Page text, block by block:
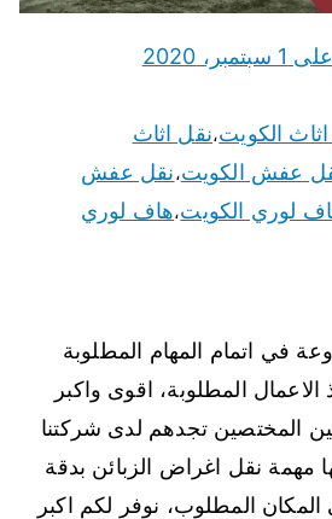
1 سبتمبر، 2020
الكويت،نقل اثاث
عفش الكويت،نقل عفش
لوري الكويت،هاف لوري
في اتمام المهام المطلوبة
الاعمال المطلوبة، اقوى واكبر
المختصين تجدهم لدى شركتنا
مهمة نقل اغراض الزبائن بدقة
المطلوب، نوفر لكم اكبر